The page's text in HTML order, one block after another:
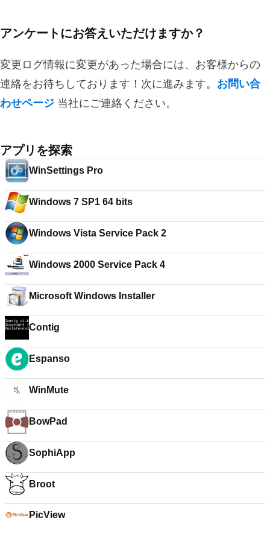
アンケートにお答えいただけますか？
変更ログ情報に変更があった場合には、お客様からの
連絡をお待ちしております！次に進みます。 お問い合
わせページ 当社にご連絡ください。
アプリを探索
WinSettings Pro
Windows 7 SP1 64 bits
Windows Vista Service Pack 2
Windows 2000 Service Pack 4
Microsoft Windows Installer
Contig
Espanso
WinMute
BowPad
SophiApp
Broot
PicView